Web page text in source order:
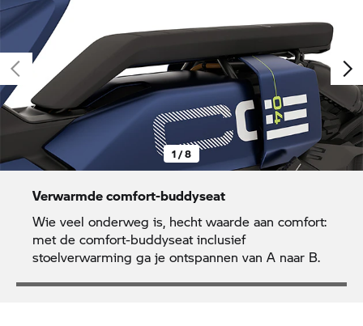
1 / 8
Verwarmde comfort-buddyseat
Wie veel onderweg is, hecht waarde aan comfort:
met de comfort-buddyseat inclusief
stoelverwarming ga je ontspannen van A naar B.